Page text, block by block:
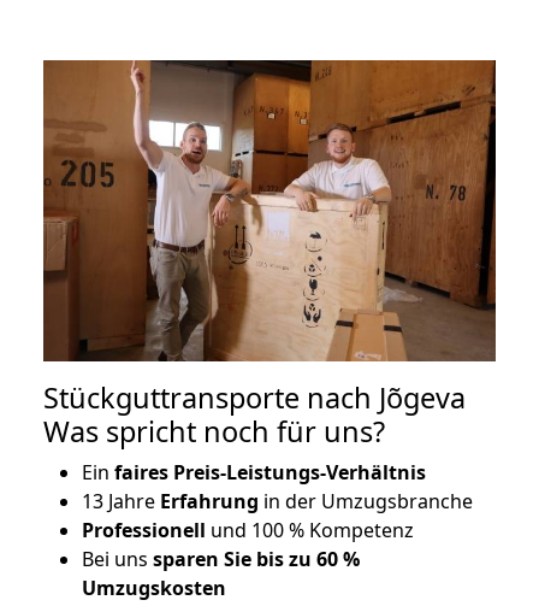
Stückguttransporte nach Jõgeva
Was spricht noch für uns?
Ein faires Preis-Leistungs-Verhältnis
13 Jahre Erfahrung in der Umzugsbranche
Professionell und 100 % Kompetenz
Bei uns sparen Sie bis zu 60 %
Umzugskosten